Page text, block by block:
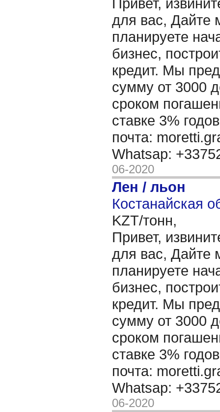
для вас, Дайте
планируете
бизнес,
кредит. Мы
сумму от 3000
сроком
ставке 3%
почта:
Whatsap:
06-2020
Лен / льон
Костанайская
KZT/тонн,
Привет,
для вас, Дайте
планируете
бизнес,
кредит. Мы
сумму от 3000
сроком
ставке 3%
почта:
Whatsap:
06-2020